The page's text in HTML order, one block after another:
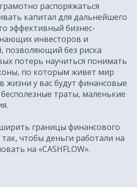
распоряжаться
капитал для дальнейшего
эффективный бизнес-
инвесторов и
позволяющий без риска
потерь научиться понимать
по которым живет мир
жизни у вас будут финансовые
траты, маленькие
границы финансового
чтобы деньги работали на
на «CASHFLOW».